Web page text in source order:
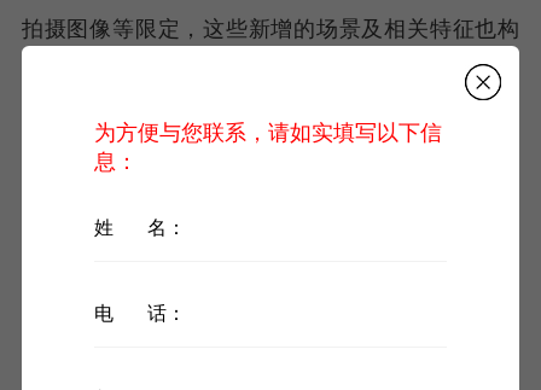
为方便与您联系，请如实填写以下信
息：
姓 名：
电 话：
拍摄图像等限定，这些新增的场景及相关特征也构
成了本申请与对比文件1的区别。合议组认为，基于
区别特征本申请实际解决的技术问题是如何确定同
一目标对象在不同拍摄图像中的对应关系；而对比